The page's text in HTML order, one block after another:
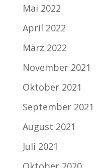
Mai 2022
April 2022
März 2022
November 2021
Oktober 2021
September 2021
August 2021
Juli 2021